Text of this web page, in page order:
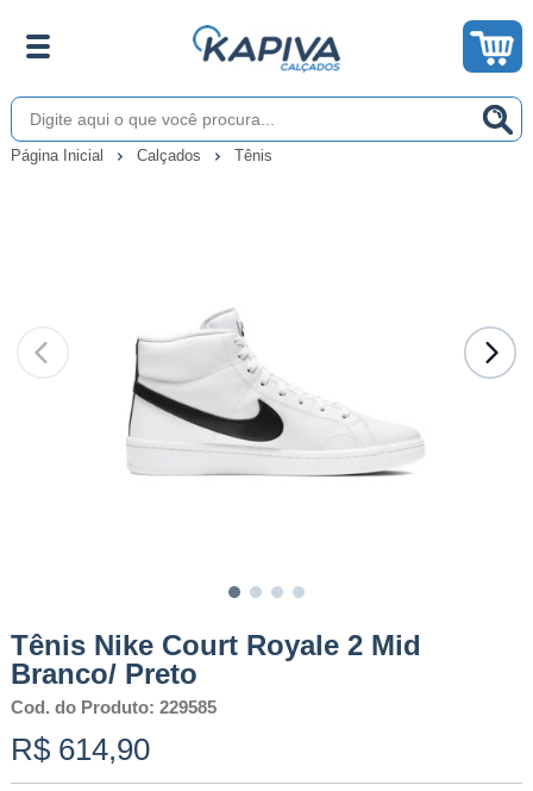
Página Inicial Calçados Tênis
Tênis Nike Court Royale 2 Mid
Branco/ Preto
Cod. do Produto: 229585
R$ 614,90